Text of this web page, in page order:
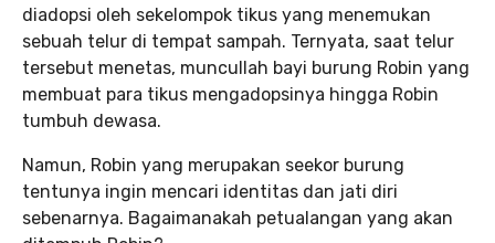
diadopsi oleh sekelompok tikus yang menemukan
sebuah telur di tempat sampah. Ternyata, saat telur
tersebut menetas, muncullah bayi burung Robin yang
membuat para tikus mengadopsinya hingga Robin
tumbuh dewasa.
Namun, Robin yang merupakan seekor burung
tentunya ingin mencari identitas dan jati diri
sebenarnya. Bagaimanakah petualangan yang akan